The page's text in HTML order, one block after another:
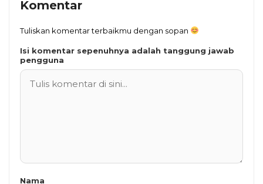
Komentar
Tuliskan komentar terbaikmu dengan sopan
Isi komentar sepenuhnya adalah tanggung jawab
pengguna
Nama